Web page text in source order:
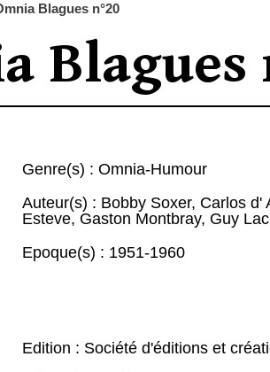
Blagues n°20
Blagues
Genre(s) : Omnia-Humour
Auteur(s) : Bobby Soxer, Carlos d'
Esteve, Gaston Montbray, Guy
Epoque(s) : 1951-1960
Edition : Société d'éditions et